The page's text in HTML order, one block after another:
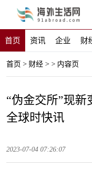
首页 资讯 企业 财
首页 > 财经 > > 内容页
“伪金交所”现新
全球时快讯
2023-07-04 07:26:07